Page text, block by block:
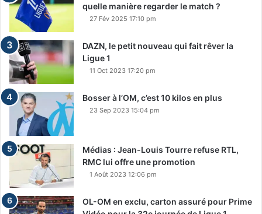
quelle manière regarder le match ?
27 Fév 2025 17:10 pm
DAZN, le petit nouveau qui fait rêver la
Ligue 1
11 Oct 2023 17:20 pm
Bosser à l’OM, c’est 10 kilos en plus
23 Sep 2023 15:04 pm
Médias : Jean-Louis Tourre refuse RTL,
RMC lui offre une promotion
1 Août 2023 12:06 pm
OL-OM en exclu, carton assuré pour Prime